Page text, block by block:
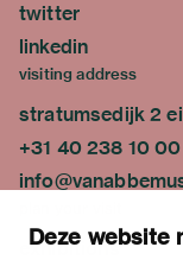
Deze website
twitter
linkedin
visiting address
stratumsedijk 2
+31 40 238 10 00
exhibitions